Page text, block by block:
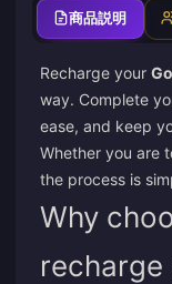
商品説明
Recharge your
way. Complete
ease, and keep
Whether you are
the process is
Why
recharge